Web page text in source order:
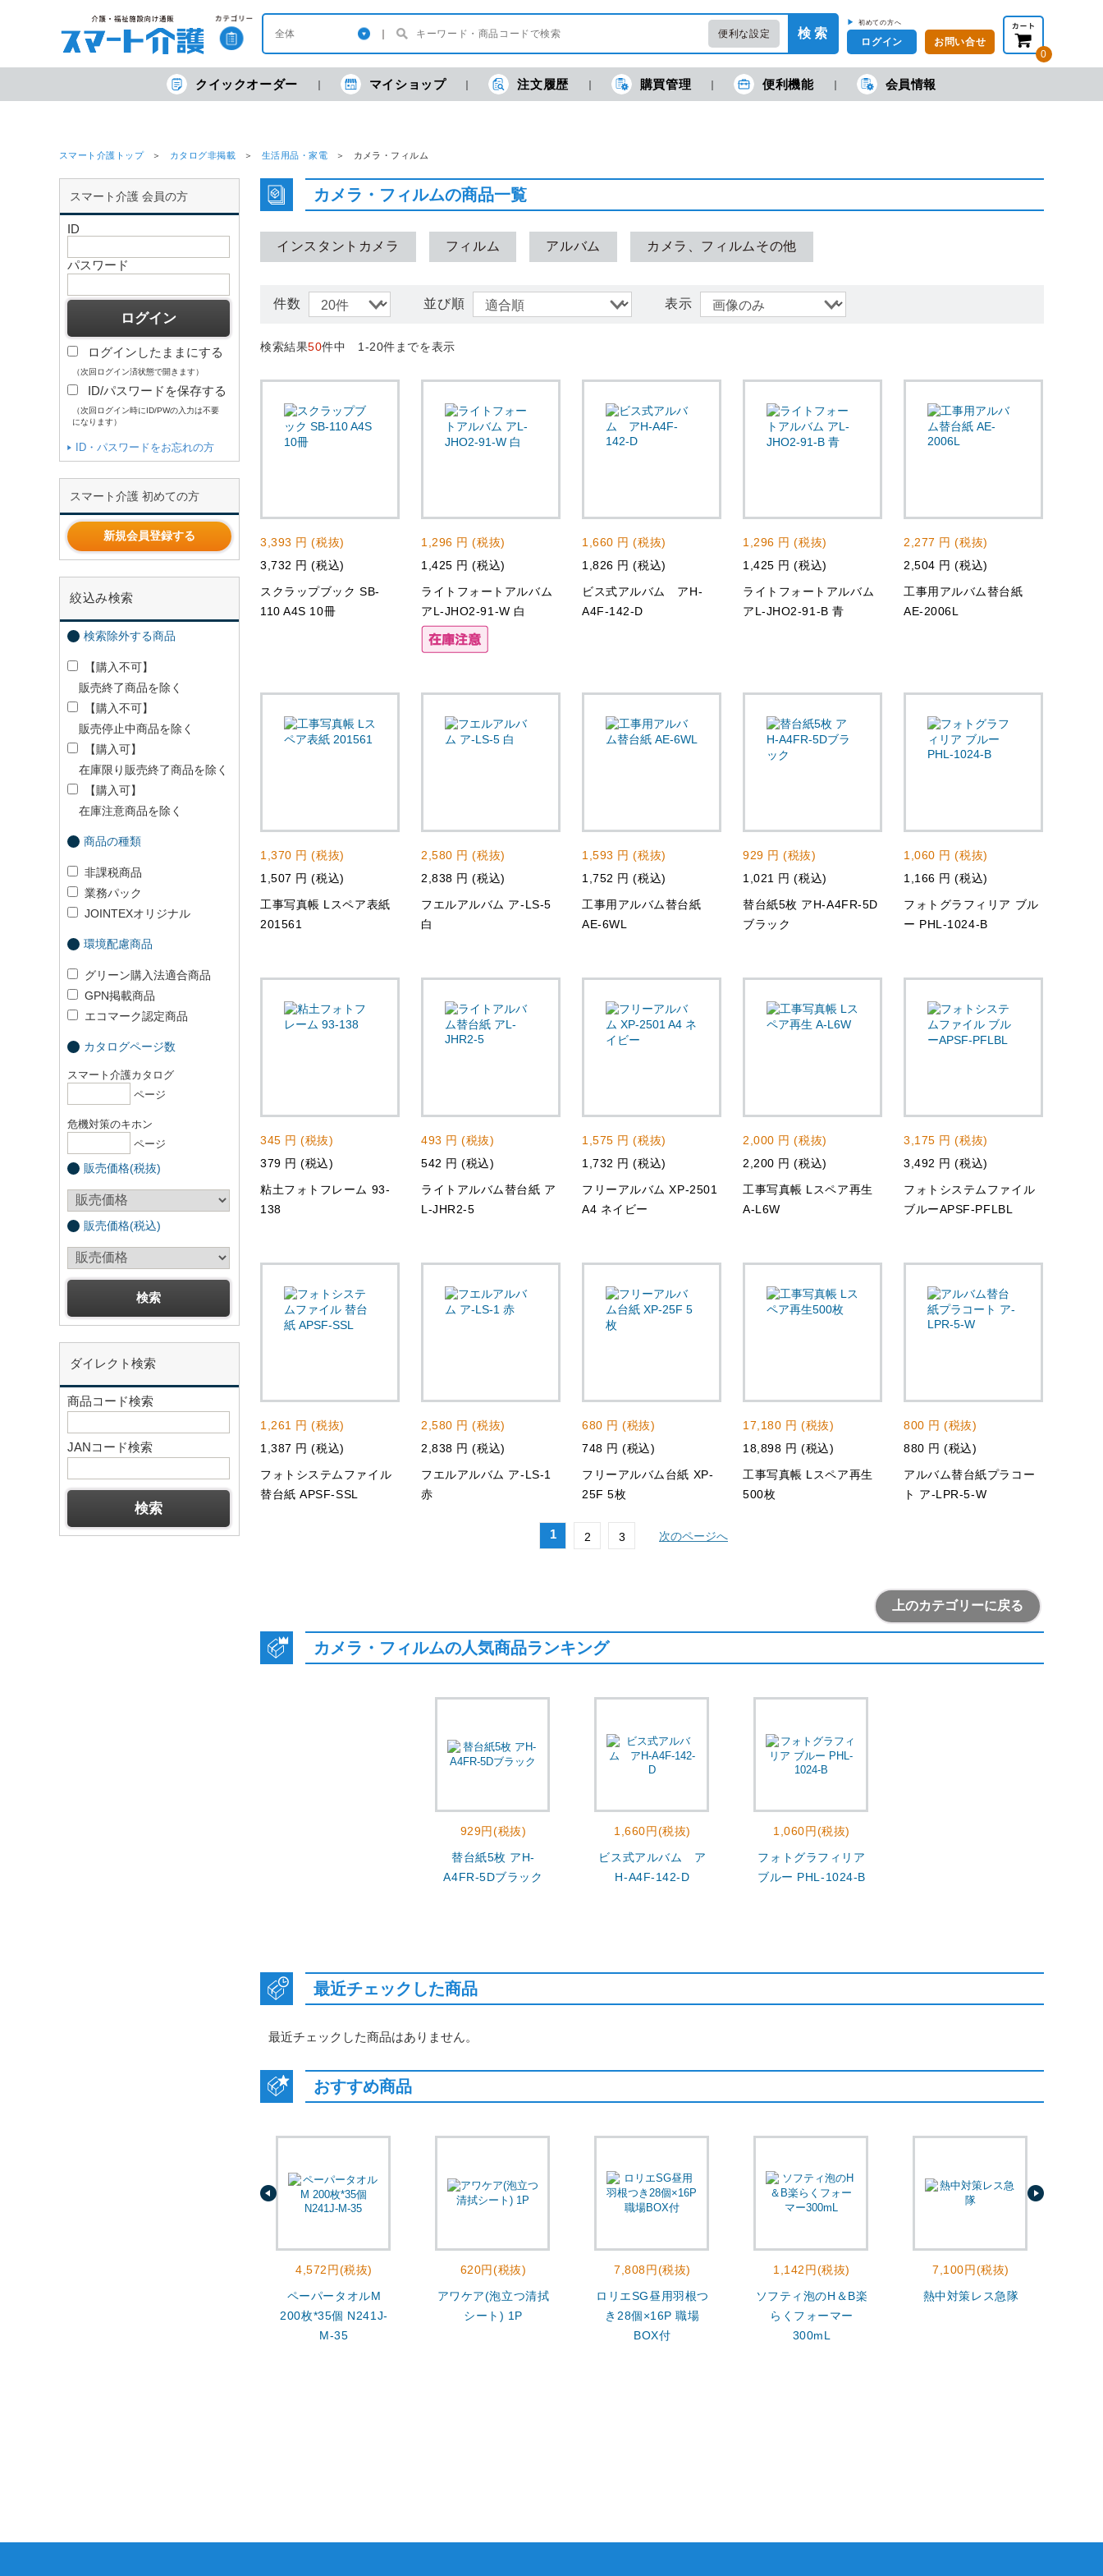
便利な設定 検 索
▶ 初めての方へ
ログイン
お問い合せ
0
現在の金額合計： 円 (税抜) 円(税込)
クイックオーダー マイショップ 注文履歴 購買管理 便利機能 会員情報
スマート介護トップ カタログ非掲載 生活用品・家電 カメラ・フィルム
スマート介護 会員の方
ID
パスワード
ログインしたままにする
（次回ログイン済状態で開きます）
ID/パスワードを保存する
（次回ログイン時にID/PWの入力は不要
になります）
ID・パスワードをお忘れの方
スマート介護 初めての方
新規会員登録する
絞込み検索
検索除外する商品
【購入不可】
販売終了商品を除く
【購入不可】
販売停止中商品を除く
【購入可】
在庫限り販売終了商品を除く
【購入可】
在庫注意商品を除く
商品の種類
非課税商品
業務パック
JOINTEXオリジナル
環境配慮商品
グリーン購入法適合商品
GPN掲載商品
エコマーク認定商品
カタログページ数
スマート介護カタログ
ページ
危機対策のキホン
ページ
販売価格(税抜)
販売価格(税込)
ダイレクト検索
商品コード検索
JANコード検索
カメラ・フィルムの商品一覧
インスタントカメラ フィルム アルバム カメラ、フィルムその他
件数 並び順 表示
検索結果50件中 1-20件までを表示
3,393 円 (税抜)
3,732 円 (税込)
スクラップブック SB-
110 A4S 10冊
1,296 円 (税抜)
1,425 円 (税込)
ライトフォートアルバム
アL-JHO2-91-W 白
1,660 円 (税抜)
1,826 円 (税込)
ビス式アルバム アH-
A4F-142-D
1,296 円 (税抜)
1,425 円 (税込)
ライトフォートアルバム
アL-JHO2-91-B 青
2,277 円 (税抜)
2,504 円 (税込)
工事用アルバム替台紙
AE-2006L
1,370 円 (税抜)
1,507 円 (税込)
工事写真帳 Lスペア表紙
201561
2,580 円 (税抜)
2,838 円 (税込)
フエルアルバム ア-LS-5
白
1,593 円 (税抜)
1,752 円 (税込)
工事用アルバム替台紙
AE-6WL
929 円 (税抜)
1,021 円 (税込)
替台紙5枚 アH-A4FR-5D
ブラック
1,060 円 (税抜)
1,166 円 (税込)
フォトグラフィリア ブル
ー PHL-1024-B
345 円 (税抜)
379 円 (税込)
粘土フォトフレーム 93-
138
493 円 (税抜)
542 円 (税込)
ライトアルバム替台紙 ア
L-JHR2-5
1,575 円 (税抜)
1,732 円 (税込)
フリーアルバム XP-2501
A4 ネイビー
2,000 円 (税抜)
2,200 円 (税込)
工事写真帳 Lスペア再生
A-L6W
3,175 円 (税抜)
3,492 円 (税込)
フォトシステムファイル
ブルーAPSF-PFLBL
1,261 円 (税抜)
1,387 円 (税込)
フォトシステムファイル
替台紙 APSF-SSL
2,580 円 (税抜)
2,838 円 (税込)
フエルアルバム ア-LS-1
赤
680 円 (税抜)
748 円 (税込)
フリーアルバム台紙 XP-
25F 5枚
17,180 円 (税抜)
18,898 円 (税込)
工事写真帳 Lスペア再生
500枚
800 円 (税抜)
880 円 (税込)
アルバム替台紙プラコー
ト ア-LPR-5-W
1 2 3 次のページへ
上のカテゴリーに戻る
カメラ・フィルムの人気商品ランキング
929円(税抜)
替台紙5枚 アH-
A4FR-5Dブラック
1,660円(税抜)
ビス式アルバム ア
H-A4F-142-D
1,060円(税抜)
フォトグラフィリア
ブルー PHL-1024-B
最近チェックした商品
最近チェックした商品はありません。
おすすめ商品
4,572円(税抜)
ペーパータオルM
200枚*35個 N241J-
M-35
620円(税抜)
アワケア(泡立つ清拭
シート) 1P
7,808円(税抜)
ロリエSG昼用羽根つ
き28個×16P 職場
BOX付
1,142円(税抜)
ソフティ泡のH＆B楽
らくフォーマー
300mL
7,100円(税抜)
熱中対策レス急隊